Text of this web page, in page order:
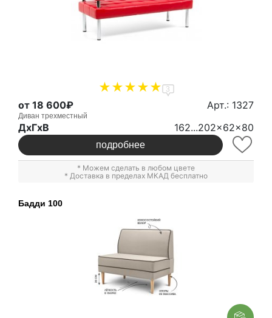
3
от 18 600₽ Арт.: 1327
Диван трехместный
ДxГxВ 162...202x62x80
подробнее
* Можем сделать в любом цвете
* Доставка в пределах МКАД бесплатно
Бадди 100